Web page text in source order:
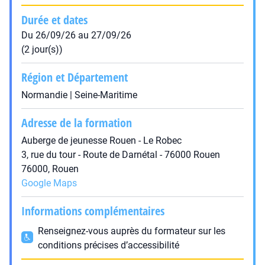
Durée et dates
Du 26/09/26 au 27/09/26
(2 jour(s))
Région et Département
Normandie | Seine-Maritime
Adresse de la formation
Auberge de jeunesse Rouen - Le Robec
3, rue du tour - Route de Darnétal - 76000 Rouen
76000, Rouen
Google Maps
Informations complémentaires
Renseignez-vous auprès du formateur sur les
conditions précises d’accessibilité